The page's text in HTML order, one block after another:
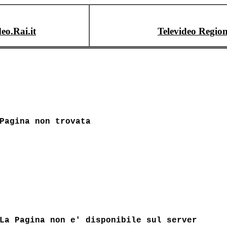
Televideo
Pagina non trovata
La Pagina non e' disponibile sul server